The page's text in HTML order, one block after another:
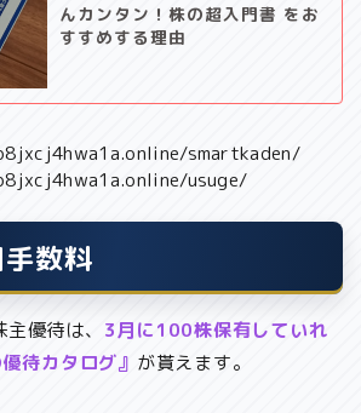
んカンタン！株の超入門書 をお
すすめする理由
smartkaden/
usuge/
数料
優待は、 3月に100株保有していれ
待カタログ』 が貰えます。